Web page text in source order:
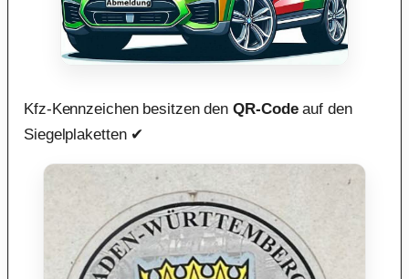
Kfz-Kennzeichen besitzen denQR-Codeauf den
Siegelplaketten ✔︎